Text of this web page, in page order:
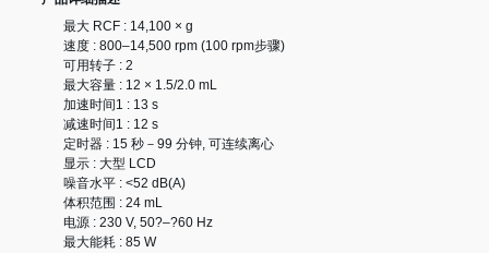
最大 RCF : 14,100 × g
速度 : 800–14,500 rpm (100 rpm步骤)
可用转子 : 2
最大容量 : 12 × 1.5/2.0 mL
加速时间1 : 13 s
减速时间1 : 12 s
定时器 : 15 秒－99 分钟, 可连续离心
显示 : 大型 LCD
噪音水平 : <52 dB(A)
体积范围 : 24 mL
电源 : 230 V, 50?–?60 Hz
最大能耗 : 85 W